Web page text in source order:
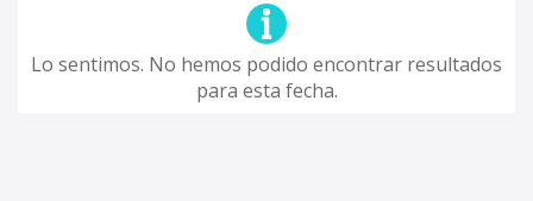
Lo sentimos. No hemos podido encontrar resultados
para esta fecha.